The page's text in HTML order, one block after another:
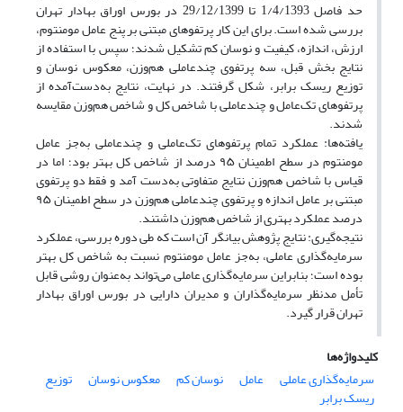
حد فاصل 1/4/1393 تا 29/12/1399 در بورس اوراق بهادار تهران
بررسی شده است. برای این کار پرتفوهای مبتنی بر پنج عامل مومنتوم،
ارزش، اندازه، کیفیت و نوسان کم تشکیل شدند؛ سپس با استفاده از
نتایج بخش قبل، سه پرتفوی چندعاملی هم‌وزن، معکوس نوسان و
توزیع ریسک برابر، شکل گرفتند. در نهایت، نتایج به‌دست‌آمده از
پرتفوهای تک‌عامل و چندعاملی با شاخص کل و شاخص هم‌وزن مقایسه
شدند.
یافته‌ها: عملکرد تمام پرتفوهای تک‌عاملی و چندعاملی به‌جز عامل
مومنتوم در سطح اطمینان ۹۵ درصد از شاخص کل بهتر بود؛ اما در
قیاس با شاخص هم‌وزن نتایج متفاوتی به‌دست آمد و فقط دو پرتفوی
مبتنی بر عامل اندازه و پرتفوی چندعاملی هم‌وزن در سطح اطمینان ۹۵
درصد عملکرد بهتری از شاخص هم‌وزن داشتند.
نتیجه‌گیری: نتایج پژوهش بیانگر آن است که طی دوره بررسی، عملکرد
سرمایه‌گذاری عاملی، به‌جز عامل مومنتوم نسبت به شاخص کل بهتر
بوده است؛ بنابراین سرمایه‌گذاری عاملی می‌تواند به‌عنوان روشی قابل
تأمل مدنظر سرمایه‌گذاران و مدیران دارایی در بورس اوراق بهادار
تهران قرار گیرد.
کلیدواژه‌ها
سرمایه‌گذاری عاملی
عامل نوسان کم معکوس نوسان توزیع
ریسک برابر